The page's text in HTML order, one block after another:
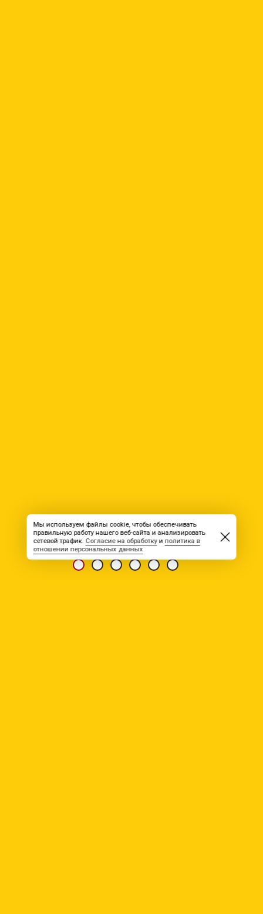
Мы используем файлы cookie, чтобы обеспечивать
правильную работу нашего веб-сайта и анализировать
сетевой трафик. Согласие на обработкуи политика в
отношении персональных данных